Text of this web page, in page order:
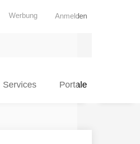
Werbung Anmelden
Services Portale